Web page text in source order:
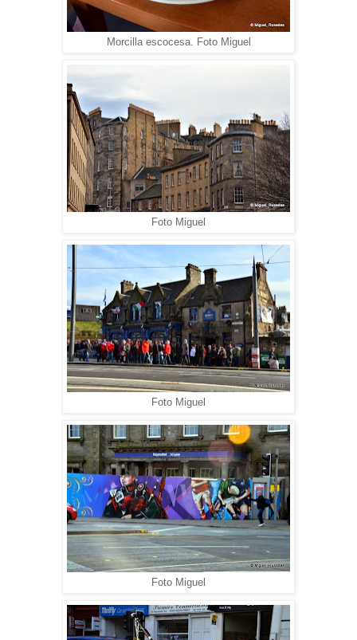
Morcilla escocesa. Foto Miguel
Foto Miguel
Foto Miguel
Foto Miguel